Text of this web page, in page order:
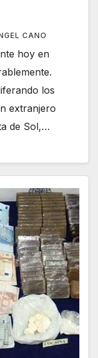
CANO
hoy en
los
extranjero
de Sol,…